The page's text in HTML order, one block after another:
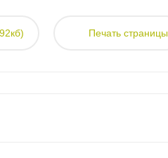
Печать страницы